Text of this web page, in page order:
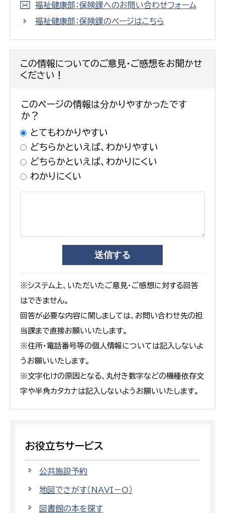
福祉健康部：保険課へのお問い合わせフォーム
福祉健康部：保険課のページはこちら
この情報についてのご意見・ご感想をお聞かせ
ください！
このページの情報は分かりやすかったです
か？
とてもわかりやすい
どちらかといえば、わかりやすい
どちらかといえば、わかりにくい
わかりにくい
※システム上、いただいたご意見・ご感想に対する回答
はできません。
回答が必要な内容に関しましては、お問い合わせ先の担
当課まで直接お願いいたします。
※住所・電話番号等の個人情報については記入しないよ
うお願いいたします。
※文字化けの原因となる、丸付き数字などの機種依存文
字や半角カタカナは記入しないようお願いいたします。
お役立ちサービス
公共施設予約
地図でさがす（NAVI－O）
図書館の本を探す